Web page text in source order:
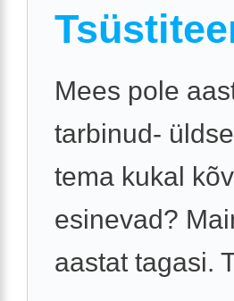
Mees pole
tarbinud-
tema kukal
esinevad?
aastat tagasi.